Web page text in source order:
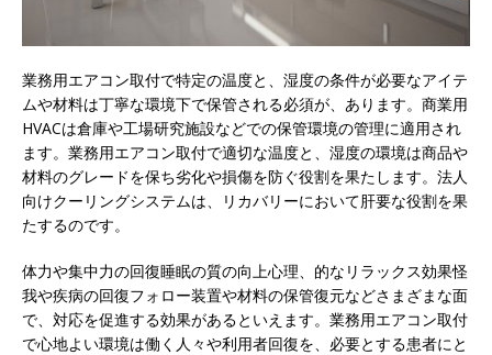
業務用エアコン取付で特定の温度と、湿度の条件が必要なアイテ
ムや材料は丁寧な環境下で保管される必須が、あります。 商業用
HVACは倉庫や工場研究施設などでの保管環境の管理に適用され
ます。業務用エアコン取付で適切な温度と、湿度の環境は商品や
材料のグレードを保ち劣化や損傷を防ぐ役割を果たします。法人
向けクーリングシステムは、リカバリーにおいて肝要な役割を果
たするのです。
体力や集中力の回復睡眠の質の向上心理、的なリラックス効果怪
我や疾病の回復フォロー装置や材料の保管復元などさまざまな面
で、対応を促進する効果があるといえます。業務用エアコン取付
で心地よい環境は働く人々や利用者回復を、必要とする患者にと